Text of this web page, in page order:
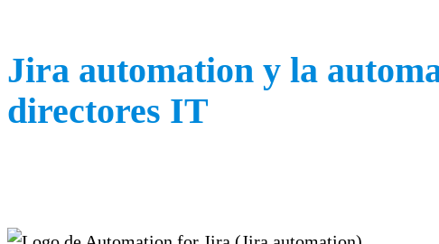
Jira automation y la
directores IT